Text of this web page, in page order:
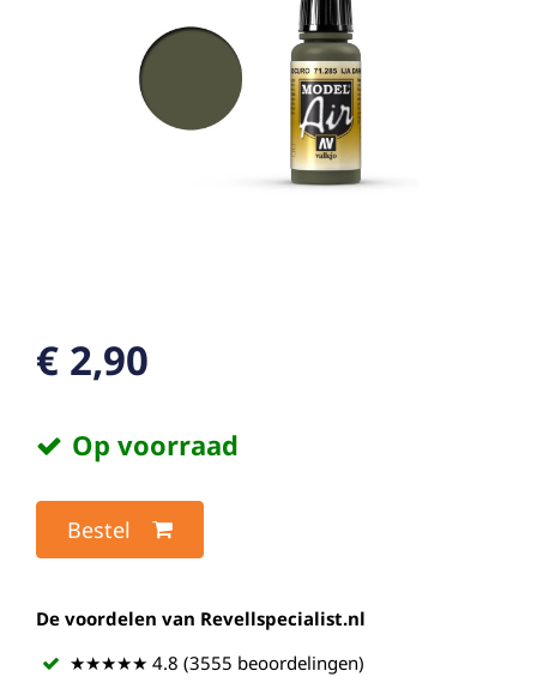
€ 2,90
Op voorraad
Bestel
De voordelen van Revellspecialist.nl
★★★★★ 4.8 (3555 beoordelingen)